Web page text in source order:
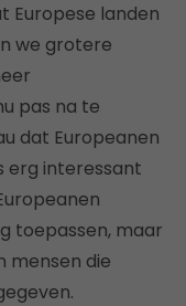
Europese landen
we grotere
pas na te
dat Europeanen
erg interessant
toepassen, maar
mensen die